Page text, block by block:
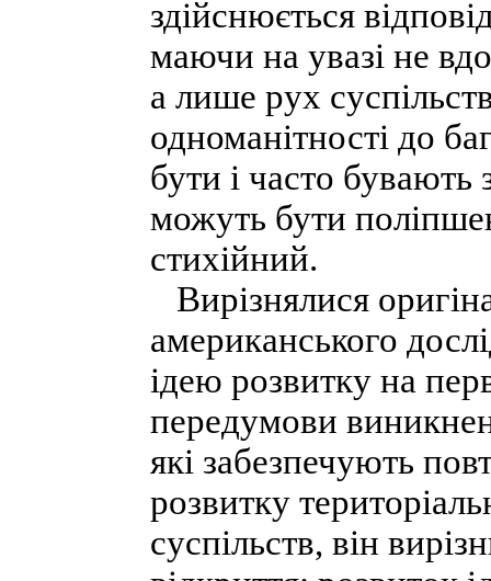
здійснюється
маючи на увазі не
а лише рух
одноманітності до
бути і часто бувають
можуть бути
стихійний.
Вирізнялися
американського
ідею розвитку на
передумови
які забезпечують
розвитку
суспільств, він